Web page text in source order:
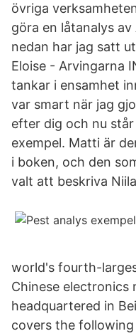
övriga
göra en låtanalys
nedan har jag satt
Eloise - Arvingarna
tankar i ensamhet
var smart när jag
efter dig och nu
exempel. Matti är
i boken, och den
valt att beskriva
world's fourth-
Chinese electronics
headquartered in
covers the